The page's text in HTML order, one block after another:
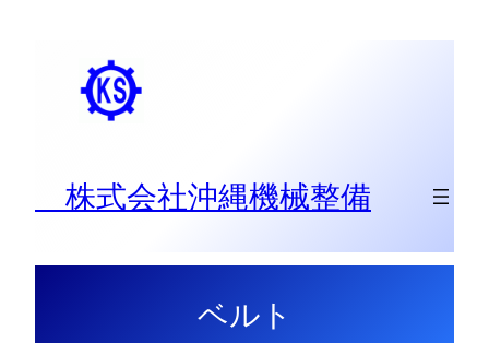
株式会社沖縄機械整備
ベルト